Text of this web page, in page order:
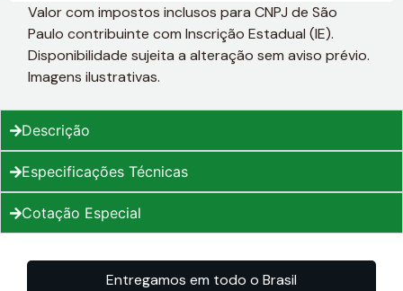
Valor com impostos inclusos para CNPJ de São
Paulo contribuinte com Inscrição Estadual (IE).
Disponibilidade sujeita a alteração sem aviso prévio.
Imagens ilustrativas.
Descrição
Especificações Técnicas
Cotação Especial
Entregamos em todo o Brasil